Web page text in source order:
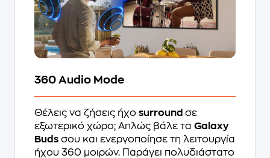
360 Audio Mode
Θέλεις να ζήσεις ήχο surround σε
εξωτερικό χώρο; Απλώς βάλε τα Galaxy
Buds σου και ενεργοποίησε τη λειτουργία
ήχου 360 μοιρών. Παράγει πολυδιάστατο